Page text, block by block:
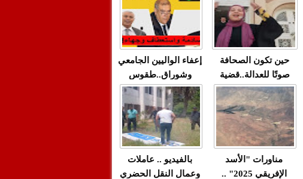
حين تكون الصحافة
صوتًا للعدالة..قضية
"مولات 88 غرزة"
مثالا(فيديو)
متابعة حميد طولست
في زمن تزداد فيه
حالات العنف ضد
النساء ويغيب فيه أحيانًا
صدى العدالة في
ردهات الم...
إعفاء الواليين الجامعي
وشوراق..طقوس
صادمة وملتمس
"الوجهاء"؟/ صمت
وزارة الداخلية؟/أين
الوزير التوفيق؟(فيديو)
بالفيديو .. عاملات
وعمال النقل الحضري
مناورات "الأسد
الإفريقي 2025" ..